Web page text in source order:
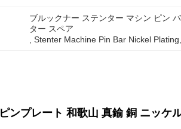
ブルックナー ステンター マシン ピン
ター スペア
Stenter Machine Pin Bar Nickel Plating
ンプレート 和歌山 真鍮 銅 ニッケ